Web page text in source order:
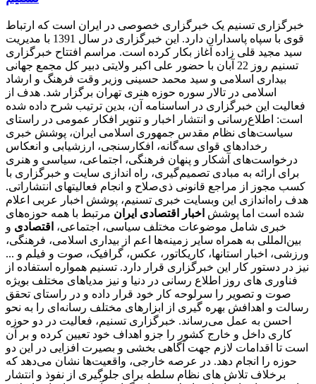
خبرگزاری تسنیم یک خبرگزاری خصوصی در ایران است که ارتباط
قوی با سپاه پاسداران دارد. این خبرگزاری در سال 1391 با مدیریت
سید مجید قلی زاده آغاز بکار کرده است. مراسم افتتاح خبرگزاری
تسنیم روز 22 آبان با حضور علی اکبر ولایتی دبیر کل مجمع جهانی
بیداری اسلامی و سید محمد حسینی وزیر وقت فرهنگ و ارشاد
اسلامی در تالار سوره حوزه هنری تهران برگزار شد. هدف از
فعالیت این خبرگزاری در اساسنامه آن، بدین ترتیب شرح داده شده
است: اطلاع‌رسانی و انتشار اخبار و تنویر افکار عمومی در راستای
سیاست‌های نظام مقدس جمهوری اسلامی ایران، پوشش خبری
رخدادهای قوای سه‌گانه، افکارسنجی، ارزشیابی و انعکاس
درخواست‌های آشکار و پنهان فرهنگی، اجتماعی، سیاسی و هنری
برای ارائه به مبادی تصمیم‌گیری، راه اندازی سایت و خبرگزاری با
کسب مجوز از مراجع قانونی ذی‌صلاح و انجام فعالیتهای انتشاراتی.
هدف راه‌اندازی این وبسایت خبری تسنیم، پوشش اخبار عربی اعلام
شده است اما پوشش اخبار اقتصادی ایران مرتبط با همه حوزه‌های
خبری شامل موضوعات مختلف سیاسی، اجتماعی، اقتصادی و
بین‌المللی به همراه سایر زمینه‌ها اعم از بیداری اسلامی، فرهنگی،
ورزشی، اخبار استانها، کاریکاتور، عکس، گرافیک، صوت و فیلم و ...
نیز در دستور کار این خبرگزاری قرار دارد. تسنیم همواره استفاده از
فناوری های روز اطلاع رسانی در دنیا و نیز مدیاهای مختلف بویژه
صوت و تصویر را سرلوحه کار خود قرار داده و در راستای تحقق
رسالت و اهدافش بهره گیری از ابزارهای مختلف رسانه‌ای را به نحو
احسن به عمل می‌رساند. خبرگزاری تسنیم، فعالیت در دو حوزه
کاری داخل و خارج کشور را جزو اهداف خود تعیین کرده و بر آن
است تا اقدامات لازم جهت آگاهی بخشی و بصیرت افزایی در این دو
حوزه را انجام دهد. در عرصه خارجی، واقعیت‌ها نشان می‌دهد که
برخلاف تلاش های نظام سلطه برای جلوگیری از نفوذ و انتشار